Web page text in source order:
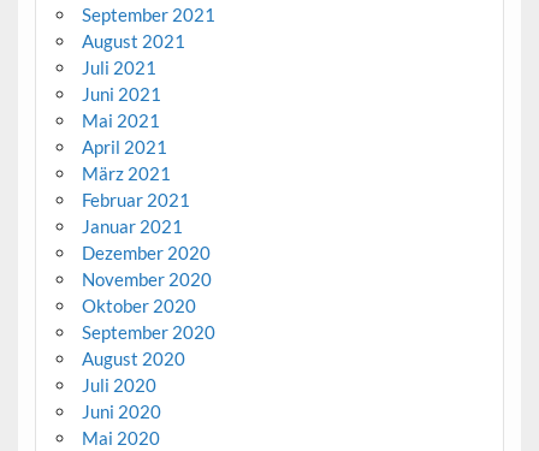
September 2021
August 2021
Juli 2021
Juni 2021
Mai 2021
April 2021
März 2021
Februar 2021
Januar 2021
Dezember 2020
November 2020
Oktober 2020
September 2020
August 2020
Juli 2020
Juni 2020
Mai 2020